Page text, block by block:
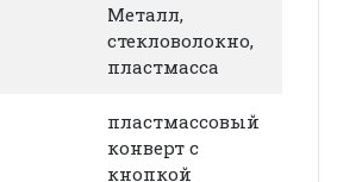
Металл,
стекловолокно,
пластмасса
пластмассовый
конверт с
кнопкой